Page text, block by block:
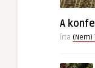
A
Írta (Nem)